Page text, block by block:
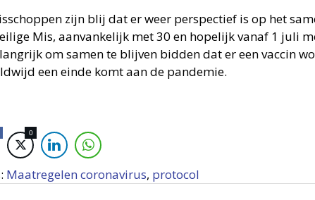
zijn blij dat er weer perspectief is op het
Mis, aanvankelijk met 30 en hopelijk vanaf 1 juli
om samen te blijven bidden dat er een vaccin
een einde komt aan de pandemie.
0
Maatregelen coronavirus, protocol